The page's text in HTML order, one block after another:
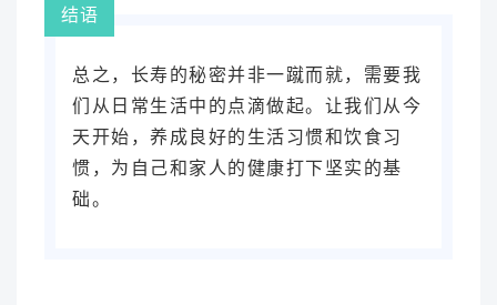
结语
总之，长寿的秘密并非一蹴而就，需要我
们从日常生活中的点滴做起。让我们从今
天开始，养成良好的生活习惯和饮食习
惯，为自己和家人的健康打下坚实的基
础。